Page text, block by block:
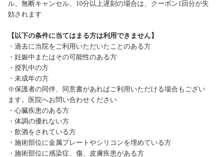
ル、無断キャンセル、10分以上遅刻の場合は、クーポン1回分が失
効されます
【以下の条件に当てはまる方は利用できません】
・過去に当院をご利用いただいたことのある方
・妊娠中またはその可能性のある方
・授乳中の方
・未成年の方
※保護者の同伴、同意書があればご利用いただける場合もござい
ます。医院へお問い合わせください
・心臓疾患のある方
・体調の優れない方
・飲酒をされている方
・施術部位に金属プレートやシリコンを埋めている方
・施術部位に感染症、傷、皮膚疾患がある方